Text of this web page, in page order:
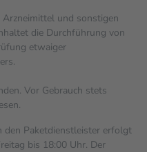
Arzneimittel und sonstigen
die Durchführung von
etwaiger
Vor Gebrauch stets
den Paketdienstleister erfolgt
bis 18:00 Uhr. Der